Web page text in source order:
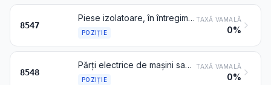
8547
Piese izolatoare, în întregime din materiale izolante sau conținând piese simple metalice de asamblare (de exemplu, dulii cu filet), încorporate în masă, pentru mașini, aparate sau instalații electrice, altele decât izolatorii de la poziția 8546; tuburile izolatoare și piesele lor de racordare, din metale comune, izolate în interior
POZIȚIE
TAXĂ VAMALĂ
0%
8548
Părți electrice de mașini sau aparate, nedenumite și necuprinse în altă parte la acest capitol
POZIȚIE
TAXĂ VAMALĂ
0%